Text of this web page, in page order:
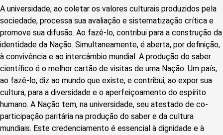
A universidade, ao coletar os valores culturais produzidos pela
sociedade, processa sua avaliação e sistematização crítica e
promove sua difusão. Ao fazê-lo, contribui para a construção da
identidade da Nação. Simultaneamente, é aberta, por definição,
à convivência e ao intercâmbio mundial. A produção do saber
científico é o melhor cartão de visitas de uma Nação. Um país,
ao fazê-lo, diz ao mundo que existe, e contribui, ao expor sua
cultura, para a diversidade e o aperfeiçoamento do espírito
humano. A Nação tem, na universidade, seu atestado de co-
participação paritária na produção do saber e da cultura
mundiais. Este credenciamento é essencial à dignidade e à